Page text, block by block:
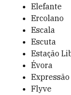
Elefante
Ercolano
Escala
Escuta
Estação
Évora
Flyve